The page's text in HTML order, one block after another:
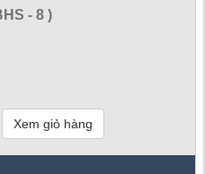
- 8 )
Xem giỏ hàng